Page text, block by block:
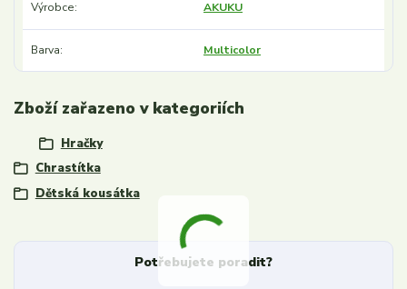
Výrobce AKUKU
Barva Multicolor
Zboží zařazeno v kategoriích
Hračky
Chrastítka
Dětská kousátka
Potřebujete poradit?